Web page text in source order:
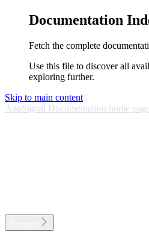
Documentation
Fetch the complete
Use this file to discover all
exploring further.
Skip to main content
AppSignal Documentation home page